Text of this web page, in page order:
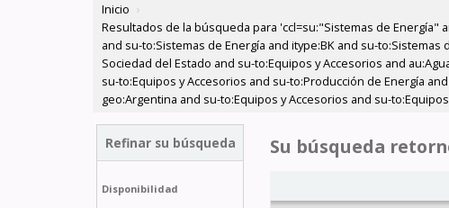
Inicio ›
Resultados de la búsqueda para 'ccl=su:"Sistemas de Energía"
and su-to:Sistemas de Energía and itype:BK and su-to:Sistemas
Sociedad del Estado and su-to:Equipos y Accesorios and
su-to:Equipos y Accesorios and su-to:Producción de Energía
geo:Argentina and su-to:Equipos y Accesorios and su-
Refinar su búsqueda
Disponibilidad
Su búsqueda